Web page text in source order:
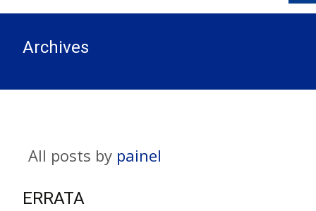
Archives
All posts by painel
ERRATA